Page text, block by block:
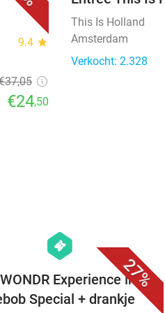
9.4 star
,05
€24,50
This Is Holland
Amsterdam
Verkocht: 2.328
27%
hexagon
events
Experience inc.
Special + drankje